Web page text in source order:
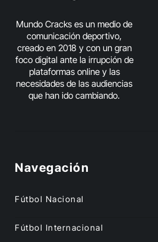
Mundo Cracks es un medio de
comunicación deportivo,
creado en 2018 y con un gran
foco digital ante la irrupción de
plataformas online y las
necesidades de las audiencias
que han ido cambiando.
Navegación
Fútbol Nacional
Fútbol Internacional